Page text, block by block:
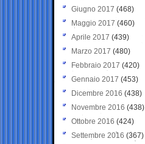
Giugno 2017 (468)
Maggio 2017 (460)
Aprile 2017 (439)
Marzo 2017 (480)
Febbraio 2017 (420)
Gennaio 2017 (453)
Dicembre 2016 (438)
Novembre 2016 (438)
Ottobre 2016 (424)
Settembre 2016 (367)